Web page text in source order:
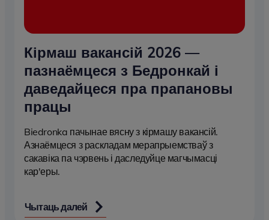
Кірмаш вакансій 2026 —
пазнаёмцеся з Бедронкай і
даведайцеся пра прапановы
працы
Biedronka пачынае вясну з кірмашу вакансій.
Азнаёмцеся з раскладам мерапрыемстваў з
сакавіка па чэрвень і даследуйце магчымасці
кар'еры.
Чытаць далей